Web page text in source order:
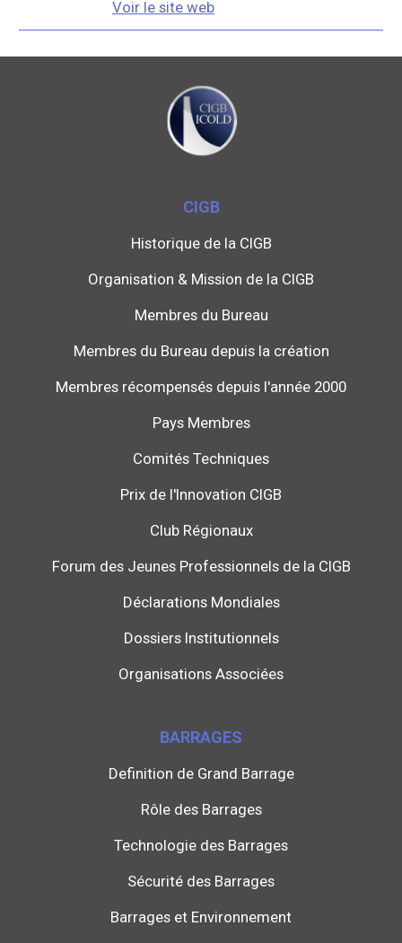
Voir le site web
CIGB
Historique de la CIGB
Organisation & Mission de la CIGB
Membres du Bureau
Membres du Bureau depuis la création
Membres récompensés depuis l'année 2000
Pays Membres
Comités Techniques
Prix de l'Innovation CIGB
Club Régionaux
Forum des Jeunes Professionnels de la CIGB
Déclarations Mondiales
Dossiers Institutionnels
Organisations Associées
BARRAGES
Definition de Grand Barrage
Rôle des Barrages
Technologie des Barrages
Sécurité des Barrages
Barrages et Environnement